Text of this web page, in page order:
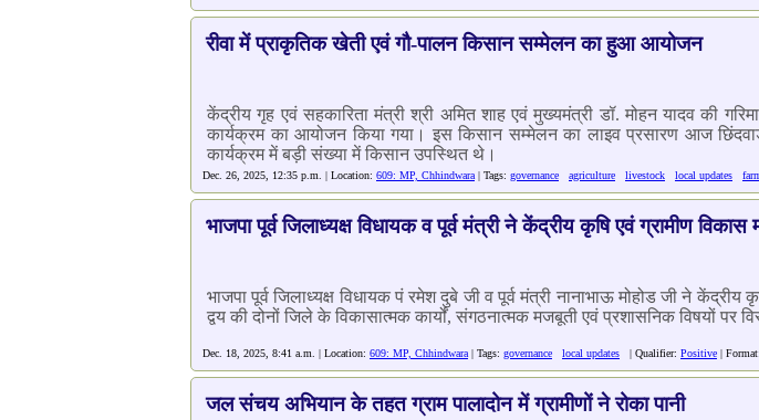
रीवा में प्राकृतिक खेती एवं गौ-पालन किसान सम्मेलन का हुआ आयोजन
केंद्रीय गृह एवं सहकारिता मंत्री श्री अमित शाह एवं मुख्यमंत्री डॉ. मोहन यादव की
कार्यक्रम का आयोजन किया गया। इस किसान सम्मेलन का लाइव प्रसारण आज
कार्यक्रम में बड़ी संख्या में किसान उपस्थित थे।
Dec. 26, 2025, 12:35 p.m. | Location: 609: MP, Chhindwara | Tags: governance agriculture livestock local updates
भाजपा पूर्व जिलाध्यक्ष विधायक व पूर्व मंत्री ने केंद्रीय कृषि एवं ग्रामीण
भाजपा पूर्व जिलाध्यक्ष विधायक पं रमेश दुबे जी व पूर्व मंत्री नानाभाऊ मोहोड जी ने
द्वय की दोनों जिले के विकासात्मक कार्यों, संगठनात्मक मजबूती एवं प्रशासनिक विषयों पर
Dec. 18, 2025, 8:41 a.m. | Location: 609: MP, Chhindwara | Tags: governance local updates | Qualifier: Positive | Format:
जल संचय अभियान के तहत ग्राम पालादोन में ग्रामीणों ने रोका पानी